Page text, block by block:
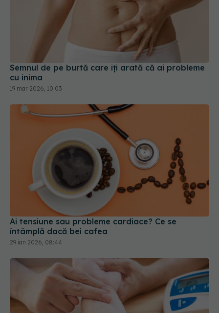
Semnul de pe burtă care îți arată că ai probleme
cu inima
19 mar 2026, 10:03
Ai tensiune sau probleme cardiace? Ce se
întâmplă dacă bei cafea
29 ian 2026, 08:44